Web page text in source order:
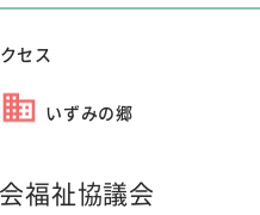
セス
いずみの郷
福祉協議会